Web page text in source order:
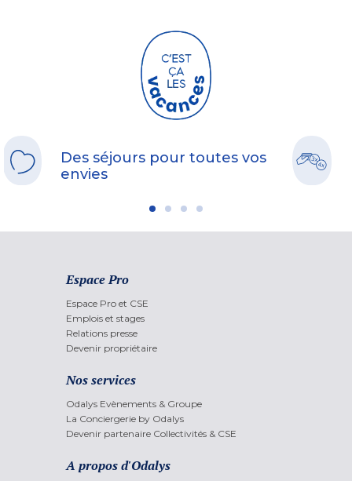
Des séjours pour toutes vos
envies
Espace Pro
Espace Pro et CSE
Emplois et stages
Relations presse
Devenir propriétaire
Nos services
Odalys Evènements & Groupe
La Conciergerie by Odalys
Devenir partenaire Collectivités & CSE
A propos d'Odalys